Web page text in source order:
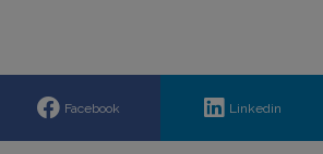
Facebook Linkedin